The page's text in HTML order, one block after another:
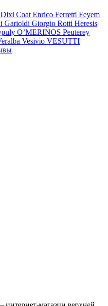
Dixi Coat Enrico Ferretti Feyem
Garioldi Giorgio Rotti Heresis
O’MERINOS Peuterey
Vesivio VESUTTI